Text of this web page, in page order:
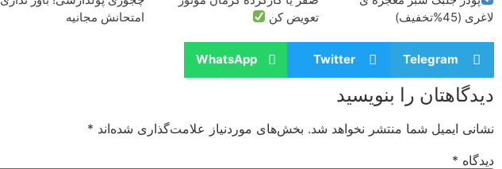
لاغری (45%تخفیف)
تعویض کن
امتحانش مجانیه
Telegram
Twitter
WhatsApp
دیدگاهتان را بنویسید
نشانی ایمیل شما منتشر نخواهد شد. بخش‌های موردنیاز علامت‌گذاری شده‌اند *
دیدگاه *